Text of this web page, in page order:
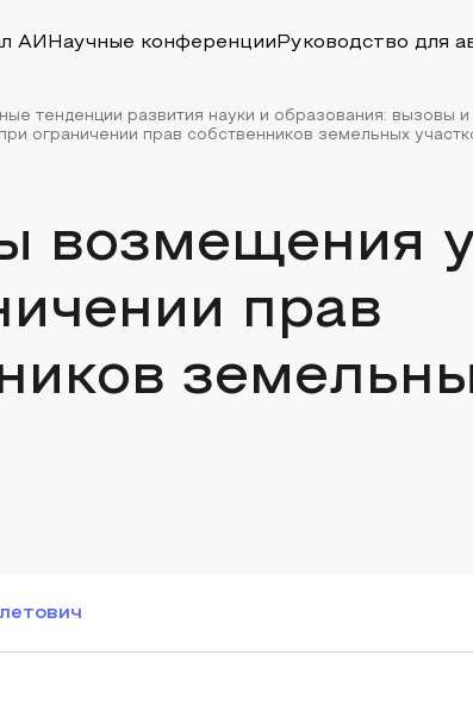
АИ Научные конференции Руководство для
тенденции развития науки и образования: вызовы и
ограничении прав собственников земельных
возмещения
прав